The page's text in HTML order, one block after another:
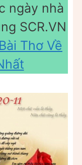
ngày nhà
SCR.VN
Thơ Về